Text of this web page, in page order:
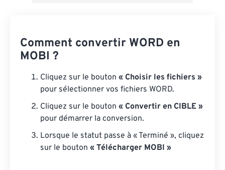
Comment convertir WORD en
MOBI ?
Cliquez sur le bouton « Choisir les fichiers »
pour sélectionner vos fichiers WORD.
Cliquez sur le bouton « Convertir en CIBLE »
pour démarrer la conversion.
Lorsque le statut passe à « Terminé », cliquez
sur le bouton « Télécharger MOBI »